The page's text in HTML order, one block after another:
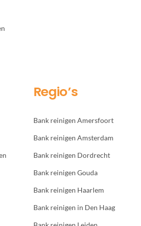
Regio’s
Bank reinigen Amersfoort
Bank reinigen Amsterdam
Bank reinigen Dordrecht
Bank reinigen Gouda
Bank reinigen Haarlem
Bank reinigen in Den Haag